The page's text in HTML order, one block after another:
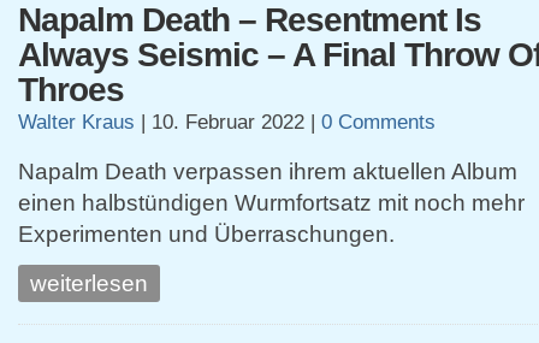
Napalm Death – Resentment Is
Always Seismic – A Final Throw
Throes
Walter Kraus | 10. Februar 2022 | 0 Comments
Napalm Death verpassen ihrem aktuellen Album
einen halbstündigen Wurmfortsatz mit noch mehr
Experimenten und Überraschungen.
weiterlesen